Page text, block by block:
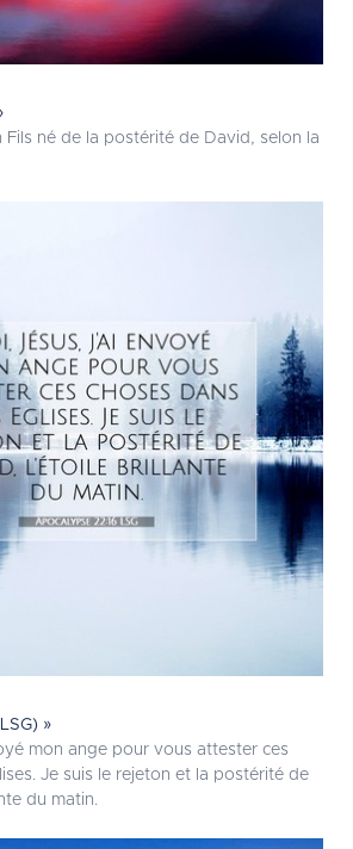
Fils né de la postérité de David, selon la
»
mon ange pour vous attester ces
Je suis le rejeton et la postérité de
du matin.